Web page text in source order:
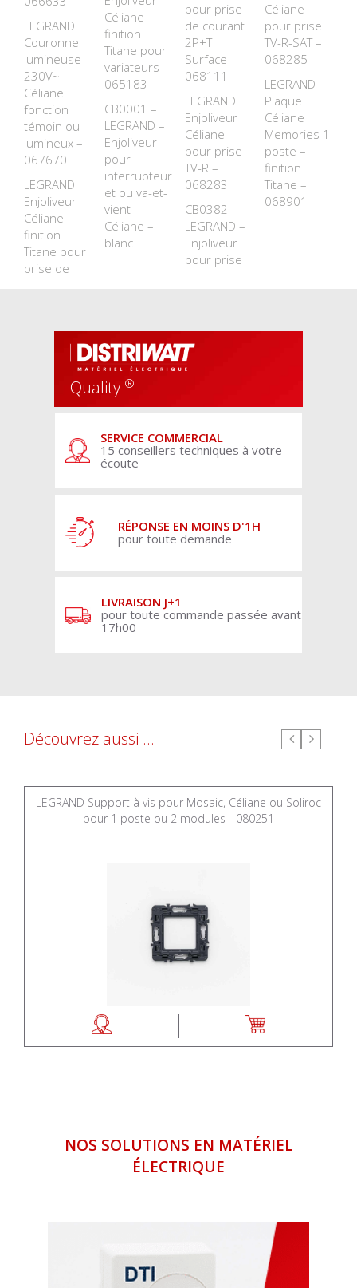
LEGRAND
Couronne
lumineuse
230V~
Céliane
fonction
témoin ou
lumineux –
067670
LEGRAND
Enjoliveur
Céliane
finition
Titane pour
prise de
Céliane
finition
Titane pour
variateurs –
065183
CB0001 –
LEGRAND –
Enjoliveur
pour
interrupteur
et ou va-et-
vient
Céliane –
blanc
pour prise
de courant
2P+T
Surface –
068111
LEGRAND
Enjoliveur
Céliane
pour prise
TV-R –
068283
CB0382 –
LEGRAND –
Enjoliveur
pour prise
Céliane
pour prise
TV-R-SAT –
068285
LEGRAND
Plaque
Céliane
Memories 1
poste –
finition
Titane –
068901
Quality ®
SERVICE COMMERCIAL
15 conseillers techniques à votre
écoute
RÉPONSE EN MOINS D'1H
pour toute demande
LIVRAISON J+1
pour toute commande passée avant
17h00
Découvrez aussi ...
LEGRAND Support à vis pour Mosaic, Céliane ou Soliroc
pour 1 poste ou 2 modules - 080251
NOS SOLUTIONS EN MATÉRIEL
ÉLECTRIQUE